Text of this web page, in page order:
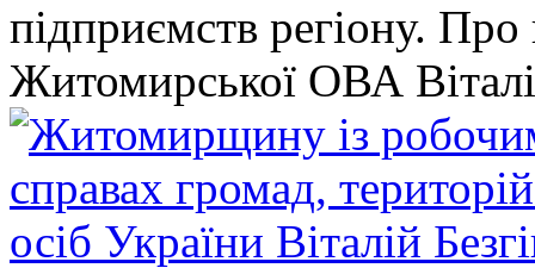
підприємств регіону.
Житомирської ОВА